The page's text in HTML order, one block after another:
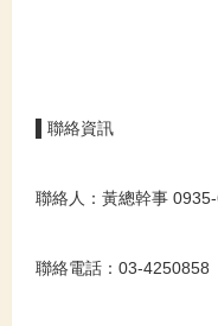
▌聯絡資訊
聯絡人：黃總幹事
聯絡電話：03-4250858